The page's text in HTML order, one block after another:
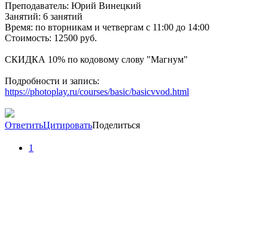
Преподаватель: Юрий Винецкий
Занятий: 6 занятий
Время: по вторникам и четвергам с 11:00 до 14:00
Стоимость: 12500 руб.
СКИДКА 10% по кодовому слову "Магнум"
Подробности и запись:
https://photoplay.ru/courses/basic/basicvvod.html
ОтветитьЦитироватьПоделиться
1